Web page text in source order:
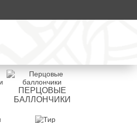
ПЕРЦОВЫЕ
БАЛЛОНЧИКИ